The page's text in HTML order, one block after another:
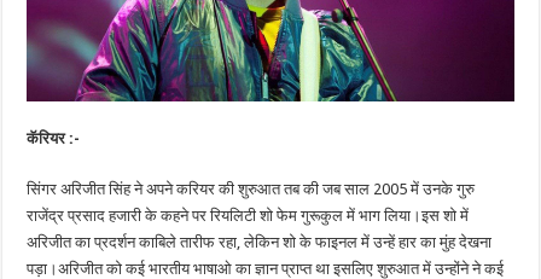
कॅरियर :-
सिंगर अरिजीत सिंह ने अपने करियर की शुरुआत तब की जब साल 2005 में उनके गुरु
राजेंद्र प्रसाद हजारी के कहने पर रियलिटी शो फेम गुरूकुल में भाग लिया।इस शो में
अरिजीत का प्रदर्शन काबिले तारीफ रहा, लेकिन शो के फाइनल में उन्हें हार का मुंह देखना
पड़ा।अरिजीत को कई भारतीय भाषाओ का ज्ञान प्राप्त था इसलिए शुरुआत में उन्होंने ने कई